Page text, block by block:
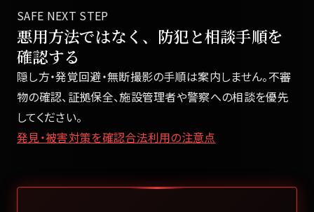
SAFE NEXT STEP
悪用方法ではなく、防犯と相談手順を
確認する
隠し方・発覚回避・無断撮影の手順は案内しません。不審
物の確認、証拠保全、施設管理者や警察への相談を優先
してください。
発見・被害対策を確認合法利用の注意点